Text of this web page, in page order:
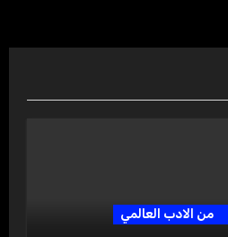
من الادب العالمي